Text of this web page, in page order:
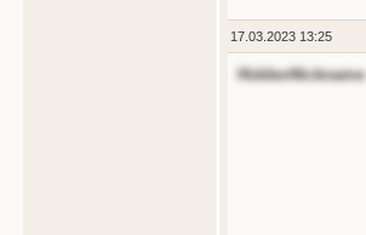
17.03.2023 13:25
HiddenNickname